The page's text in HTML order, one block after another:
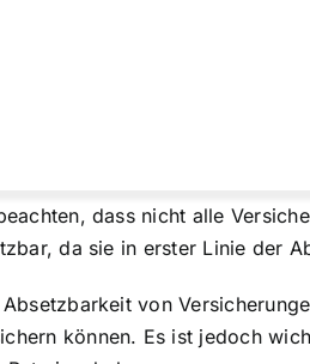
dass nicht alle
da sie in erster Linie der
von
können. Es ist jedoch